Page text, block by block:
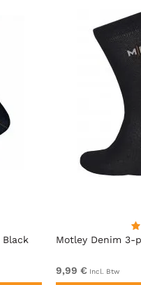
Motley Denim 3-
9,99 € Incl. Btw